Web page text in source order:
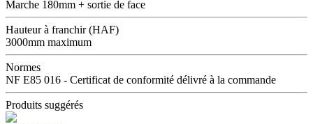
Marche 180mm + sortie de face
Hauteur à franchir (HAF)
3000mm maximum
Normes
NF E85 016 - Certificat de conformité délivré à la commande
Produits suggérés